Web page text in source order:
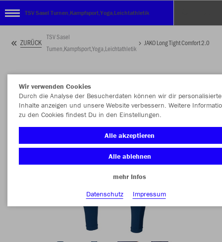
TSV Sasel Turnen,Kampfsport,Yoga,Leichtathletik
ZURÜCK
TSV Sasel
Turnen,Kampfsport,Yoga,Leichtathletik
JAKO Long Tight Comfort 2.0
Wir verwenden Cookies
Durch die Analyse der Besucherdaten können wir dir personalisierte
Inhalte anzeigen und unsere Website verbessern. Weitere
zu den Cookies findest Du in den Einstellungen.
Alle akzeptieren
Alle ablehnen
mehr Infos
Datenschutz
Impressum